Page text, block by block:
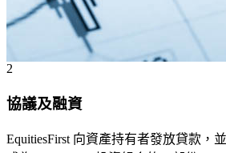
2
協議及融資
EquitiesFirst 向資產持有者發放貸款，